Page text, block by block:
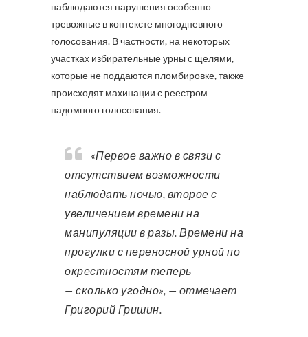
наблюдаются нарушения особенно
тревожные в контексте многодневного
голосования. В частности, на некоторых
участках избирательные урны с щелями,
которые не поддаются пломбировке, также
происходят махинации с реестром
надомного голосования.
«Первое важно в связи с
отсутствием возможности
наблюдать ночью, второе с
увеличением времени на
манипуляции в разы. Времени на
прогулки с переносной урной по
окрестностям теперь
— сколько угодно», — отмечает
Григорий Гришин.